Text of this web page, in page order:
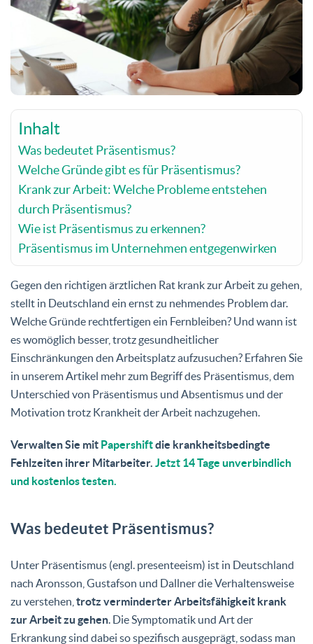
Inhalt
Was bedeutet Präsentismus?
Welche Gründe gibt es für Präsentismus?
Krank zur Arbeit: Welche Probleme entstehen
durch Präsentismus?
Wie ist Präsentismus zu erkennen?
Präsentismus im Unternehmen entgegenwirken
Gegen den richtigen ärztlichen Rat krank zur Arbeit zu gehen,
stellt in Deutschland ein ernst zu nehmendes Problem dar.
Welche Gründe rechtfertigen ein Fernbleiben? Und wann ist
es womöglich besser, trotz gesundheitlicher
Einschränkungen den Arbeitsplatz aufzusuchen? Erfahren Sie
in unserem Artikel mehr zum Begriff des Präsentismus, dem
Unterschied von Präsentismus und Absentismus und der
Motivation trotz Krankheit der Arbeit nachzugehen.
Verwalten Sie mit Papershiftdie krankheitsbedingte
Fehlzeiten ihrer Mitarbeiter. Jetzt 14 Tage unverbindlich
und kostenlos testen.
Was bedeutet Präsentismus?
Unter Präsentismus (engl. presenteeism) ist in Deutschland
nach Aronsson, Gustafson und Dallner die Verhaltensweise
zu verstehen, trotz verminderter Arbeitsfähigkeit krank
zur Arbeit zu gehen. Die Symptomatik und Art der
Erkrankung sind dabei so spezifisch ausgeprägt, sodass man